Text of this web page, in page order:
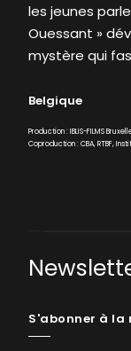
les jeunes
Ouessant »
mystère qui
Belgique
Production : IBLIS-FILMS
Coproduction : CBA, RTBF,
S'abonner à la